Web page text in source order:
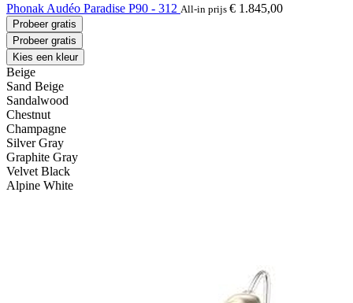
Phonak Audéo Paradise P90 - 312 All-in prijs € 1.845,00
Probeer gratis
Probeer gratis
Kies een kleur
Beige
Sand Beige
Sandalwood
Chestnut
Champagne
Silver Gray
Graphite Gray
Velvet Black
Alpine White